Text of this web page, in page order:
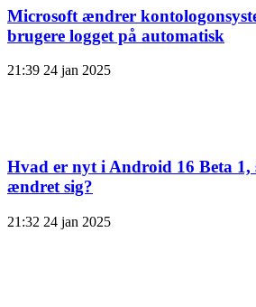
Microsoft ændrer
brugere logget på automatisk
21:39 24 jan 2025
Hvad er nyt i Android 16 Beta 1,
ændret sig?
21:32 24 jan 2025